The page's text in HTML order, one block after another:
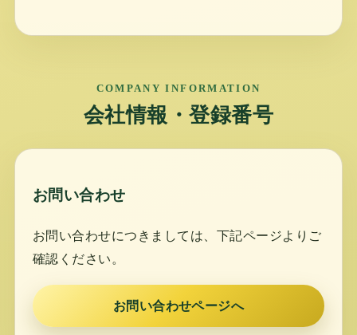
COMPANY INFORMATION
会社情報・登録番号
お問い合わせ
お問い合わせにつきましては、下記ページよりご
確認ください。
お問い合わせページへ